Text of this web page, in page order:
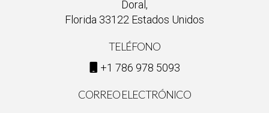
Doral,
Florida 33122 Estados Unidos
TELÉFONO
+1 786 978 5093
CORREO ELECTRÓNICO